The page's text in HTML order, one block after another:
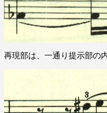
再現部は、一通り提示部の